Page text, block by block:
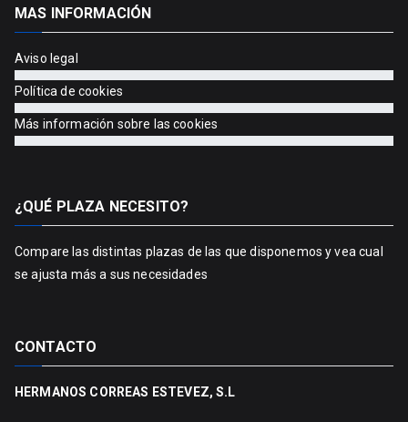
MAS INFORMACIÓN
Aviso legal
Política de cookies
Más información sobre las cookies
¿QUÉ PLAZA NECESITO?
Compare las distintas plazas de las que disponemos y vea cual
se ajusta más a sus necesidades
CONTACTO
HERMANOS CORREAS ESTEVEZ, S.L